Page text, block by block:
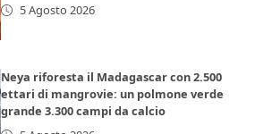
5 Agosto 2026
Neya riforesta il Madagascar con 2.500
ettari di mangrovie: un polmone verde
grande 3.300 campi da calcio